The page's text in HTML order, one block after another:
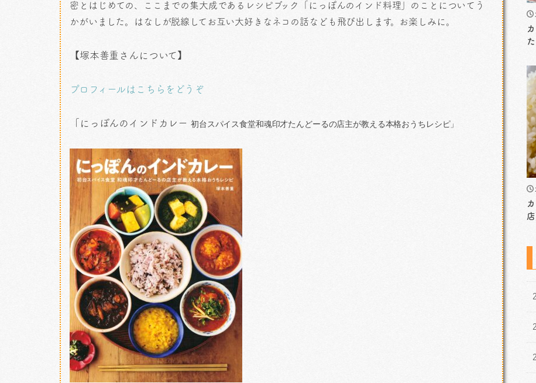
密とはじめての、ここまでの集大成であるレシピブック「にっぽんのインド料理」のことについてう
かがいました。はなしが脱線してお互い大好きなネコの話なども飛び出します。お楽しみに。
【塚本善重さんについて】
プロフィールはこちらをどうぞ
「にっぽんのインドカレー 初台スパイス食堂和魂印才たんどーるの店主が教える本格おうちレシピ」